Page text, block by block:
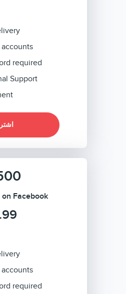
required
Support
Facebook
.99
required